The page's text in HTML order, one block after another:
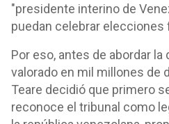
"presidente interino de
puedan celebrar elecciones
Por eso, antes de abordar la
valorado en mil millones de
Teare decidió que primero
reconoce el tribunal como